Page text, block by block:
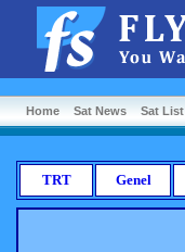
Home Sat News Sat List
TRT Genel